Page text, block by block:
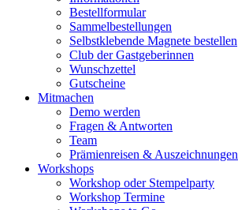
Bestellformular
Sammelbestellungen
Selbstklebende Magnete bestellen
Club der Gastgeberinnen
Wunschzettel
Gutscheine
Mitmachen
Demo werden
Fragen & Antworten
Team
Prämienreisen & Auszeichnungen
Workshops
Workshop oder Stempelparty
Workshop Termine